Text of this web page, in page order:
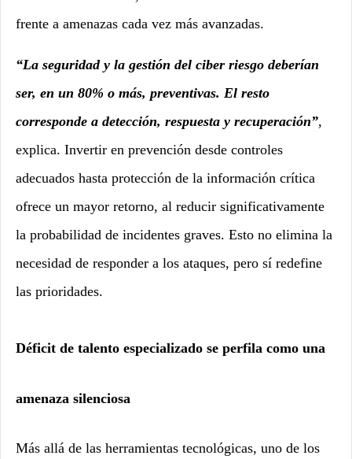
frente a amenazas cada vez más avanzadas.
“La seguridad y la gestión del ciber riesgo deberían
ser, en un 80% o más, preventivas. El resto
corresponde a detección, respuesta y recuperación”,
explica. Invertir en prevención desde controles
adecuados hasta protección de la información crítica
ofrece un mayor retorno, al reducir significativamente
la probabilidad de incidentes graves. Esto no elimina la
necesidad de responder a los ataques, pero sí redefine
las prioridades.
Déficit de talento especializado se perfila como una
amenaza silenciosa
Más allá de las herramientas tecnológicas, uno de los